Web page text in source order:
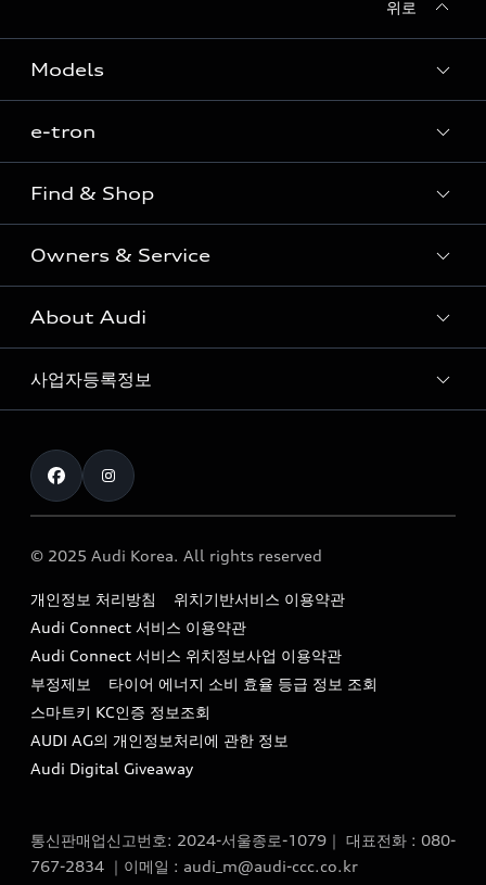
위로
Models
Sedan
SUV
Coupe
S range
e-tron
e-tron
Find & Shop
전시장/AAP 전시장/AS센터
아우디 신차 재고
아우디 모델 비교하기
아우디 공식 인증 중고차
The new Audi A6 Taste Drive 이벤트
Owners & Service
고객안내
Audi Connect
myAudiworld
내비게이션 데이터 다운로드
아우디 영상 매뉴얼
서비스 센터
서비스 프로그램
아우디 e-tron 케어 프로그램
사설수리업체를 위한 권고사항
About Audi
아우디 브랜드
Formula 1
Audi Story
아우디코리아 소식
아우디코리아 소개
아우디 스토리
아우디 브랜드 히스토리
quattro 시스템
사업자등록정보
통신판매업신고번호 : 2024-서울종로-1079
대표자명 : 틸 셰어
딩)
이메일 : audi_m@audi-ccc.co.kr
© 2025 Audi Korea. All rights reserved
개인정보 처리방침
위치기반서비스 이용약관
Audi Connect 서비스 이용약관
Audi Connect 서비스 위치정보사업 이용약관
부정제보
타이어 에너지 소비 효율 등급 정보 조회
스마트키 KC인증 정보조회
AUDI AG의 개인정보처리에 관한 정보
Audi Digital Giveaway
통신판매업신고번호: 2024-서울종로-1079｜ 대표전화 : 080-
767-2834 ｜이메일 : audi_m@audi-ccc.co.kr